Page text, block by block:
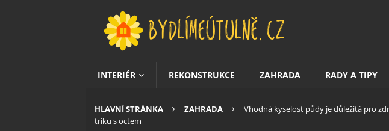
INTERIÉR REKONSTRUKCE ZAHRADA RADY A TIPY
HLAVNÍ STRÁNKA ZAHRADA
Vhodná kyselost půdy je důležitá pro
triku s octem